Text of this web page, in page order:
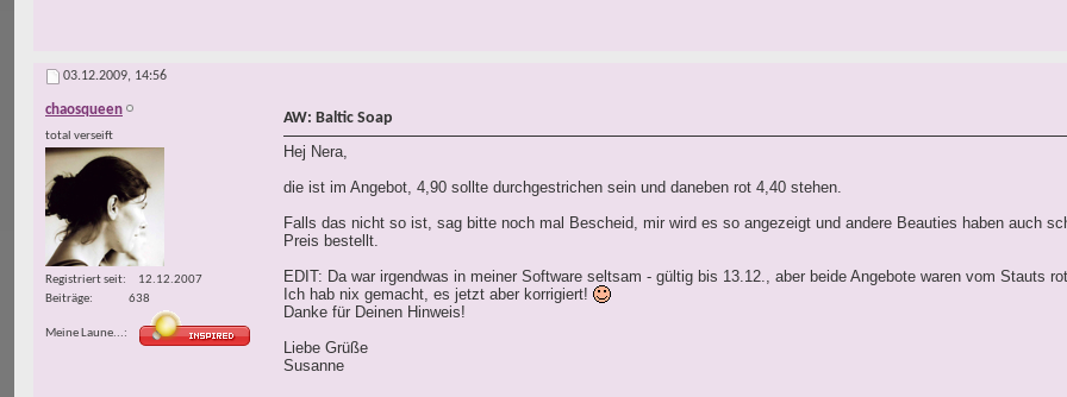
03.12.2009, 14:56
chaosqueen
total verseift
Registriert seit
12.12.2007
Beiträge
638
Meine Laune...
AW: Baltic Soap
Hej Nera,
die ist im Angebot, 4,90 sollte durchgestrichen sein und daneben rot 4,40 stehen.
Falls das nicht so ist, sag bitte noch mal Bescheid, mir wird es so angezeigt und andere Beauties haben auch
Preis bestellt.
EDIT: Da war irgendwas in meiner Software seltsam - gültig bis 13.12., aber beide Angebote waren vom Stauts
Ich hab nix gemacht, es jetzt aber korrigiert!
Danke für Deinen Hinweis!
Liebe Grüße
Susanne